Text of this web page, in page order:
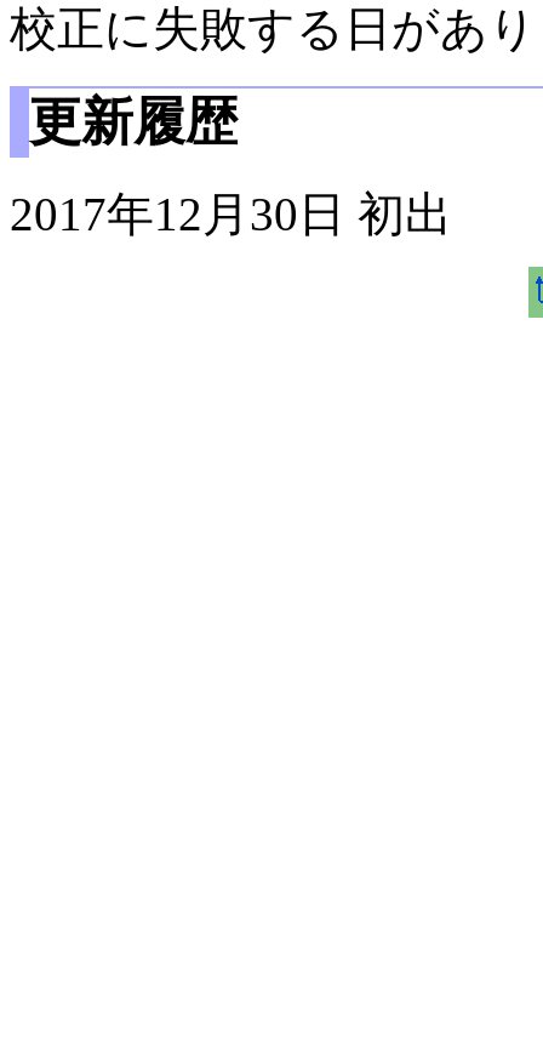
校正に失敗する日があ
更新履歴
2017年12月30日 初出